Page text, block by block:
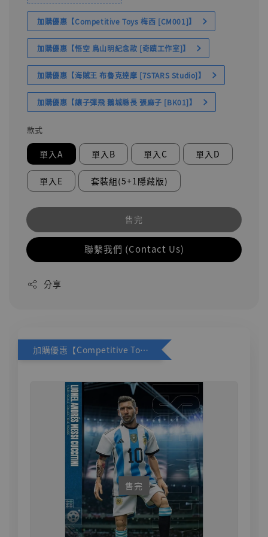
加購優惠【Competitive Toys 梅西 [CM001]】
加購優惠【悟空 鳥山明紀念款 [奇蹟工作室]】
加購優惠【海賊王 布魯克達摩 [7STARS Studio]】
加購優惠【讓子彈飛 鵝城縣長 張麻子 [BK01]】
款式
單入A 單入B 單入C 單入D
單入E 套裝組(5+1隱藏版)
售完
聯繫我們 (Contact Us)
分享
加購優惠【Competitive Toys 梅西 [CM001]】
售完